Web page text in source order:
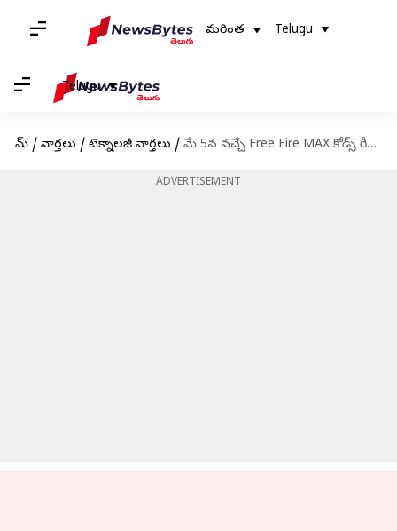
మరింత Telugu
Telugu
హోమ్ / వార్తలు / టెక్నాలజీ వార్తలు / మే 5న వచ్చే Free Fire MAX కోడ్స్ రీడీమ్ విధానం
ADVERTISEMENT